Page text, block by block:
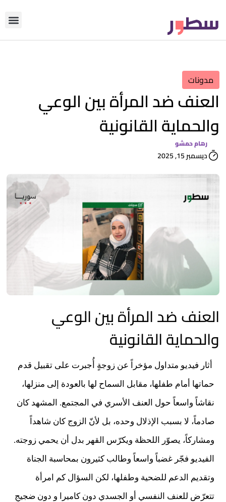
مدونات
العنف ضد المرأة بين الوعي
والحماية القانونية
رهام حمشو
ديسمبر 15, 2025
العنف ضد المرأة بين الوعي
والحماية القانونية
أثار فيديو متداول مؤخراً عن زوجةٍ أُجبرت على تقبيل قدم
حماتها أمام طفلها، مقابل السماح لها بالعودة إلى منزلها،
نقاشاً واسعاً حول العنف الأسري في المجتمع. المشهد كان
صادماً، لا بسبب الإذلال وحده، بل لأنّ الزوج كان شاهداً
ومشاركاً، يصوّر اللحظة ويكرّس القهر بدل أن يحمي زوجته.
الفيديو فجّر غضباً واسعاً وطالب كثيرون بمحاسبة الجناة
وتقديم الدعم للضحية وطفلها، لكن السؤال كم امرأة
تتعرّض للعنف النفسي أو الجسدي دون كاميرا و دون ضجيجٍ